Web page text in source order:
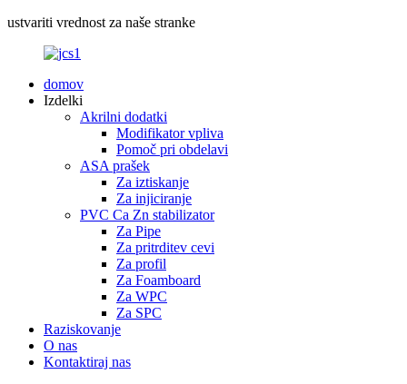
ustvariti vrednost za naše stranke
domov
Izdelki
Akrilni dodatki
Modifikator vpliva
Pomoč pri obdelavi
ASA prašek
Za iztiskanje
Za injiciranje
PVC Ca Zn stabilizator
Za Pipe
Za pritrditev cevi
Za profil
Za Foamboard
Za WPC
Za SPC
Raziskovanje
O nas
Kontaktiraj nas